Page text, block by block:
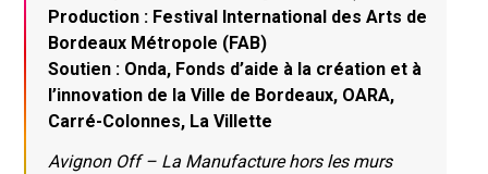
Production : Festival International des Arts de
Bordeaux Métropole (FAB)
Soutien : Onda, Fonds d’aide à la création et à
l’innovation de la Ville de Bordeaux, OARA,
Carré-Colonnes, La Villette
Avignon Off – La Manufacture hors les murs